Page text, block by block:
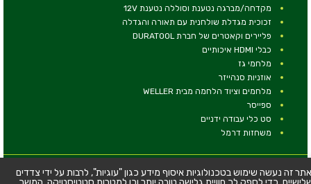
מקדחה/מברגה נטענת וסוללה נטענת 12V
זכוכית מגדלת שולחנית עם תאורה והגדלה
פליירים וקאטרים של חברת DURATOOL
כבלי HDMI איכותיים
מלחמי גז
אוזניות סנהייזר
מלחמים וציוד הלחמה מבית WELLER
ספייסר
סט כלי עבודה ידניים
משחזות דרמל
© כל הזכויות שמורות - טלמיר אלקטרוניקה בע''מ
כתובת: דרך העצמאות 63, חיפה
זה נעשה שימוש בטכנולוגיות איסוף מידע כגון "עוגיות", לרבות על ידי צדדים